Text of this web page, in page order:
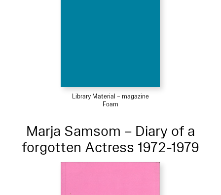
Library Material – magazine
Foam
Marja Samsom – Diary of a
forgotten Actress 1972-1979